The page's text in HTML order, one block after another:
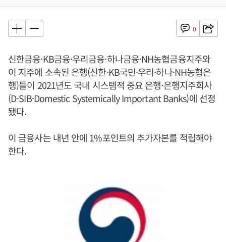
0
신한금융·KB금융·우리금융·하나금융·NH농협금융지주와
이 지주에 소속된 은행(신한·KB국민·우리·하나·NH농협은
행)들이 2021년도 국내 시스템적 중요 은행·은행지주회사
(D-SIB·Domestic Systemically Important Banks)에 선정
됐다.
이 금융사는 내년 안에 1%포인트의 추가자본를 적립해야
한다.